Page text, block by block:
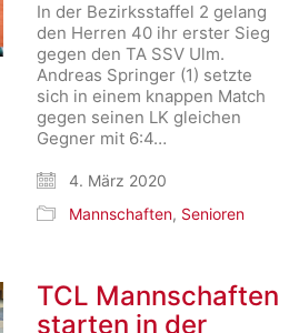
In der Bezirksstaffel 2 gelang
den Herren 40 ihr erster Sieg
gegen den TA SSV Ulm.
Andreas Springer (1) setzte
sich in einem knappen Match
gegen seinen LK gleichen
Gegner mit 6:4…
4. März 2020
Mannschaften, Senioren
TCL Mannschaften
starten in der